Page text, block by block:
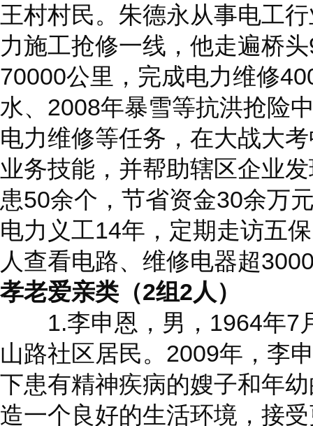
王村村民。朱德永从事电工
力施工抢修一线，他走遍桥
70000公里，完成电力维修
水、2008年暴雪等抗洪抢险
电力维修等任务，在大战大
业务技能，并帮助辖区企业
患50余个，节省资金30余万
电力义工14年，定期走访五
人查看电路、维修电器超
孝老爱亲类（2组2人）
1.李申恩，男，1964年7
山路社区居民。2009年，李
下患有精神疾病的嫂子和年
造一个良好的生活环境，接